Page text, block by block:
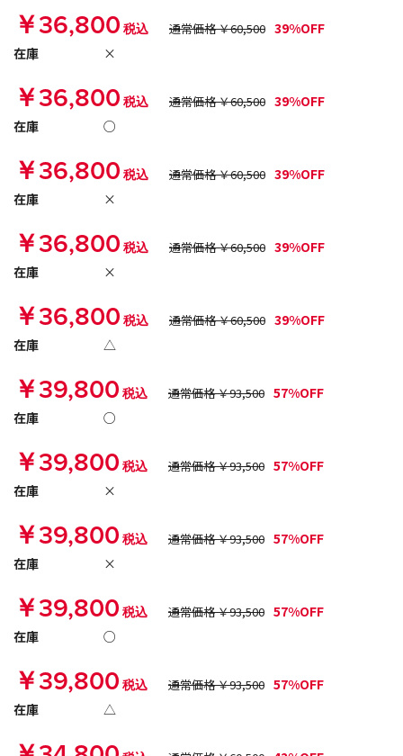
￥36,800税込 通常価格 ￥60,500 39%OFF
在庫
×
￥36,800税込 通常価格 ￥60,500 39%OFF
在庫
○
￥36,800税込 通常価格 ￥60,500 39%OFF
在庫
×
￥36,800税込 通常価格 ￥60,500 39%OFF
在庫
×
￥36,800税込 通常価格 ￥60,500 39%OFF
在庫
△
￥39,800税込 通常価格 ￥93,500 57%OFF
在庫
○
￥39,800税込 通常価格 ￥93,500 57%OFF
在庫
×
￥39,800税込 通常価格 ￥93,500 57%OFF
在庫
×
￥39,800税込 通常価格 ￥93,500 57%OFF
在庫
○
￥39,800税込 通常価格 ￥93,500 57%OFF
在庫
△